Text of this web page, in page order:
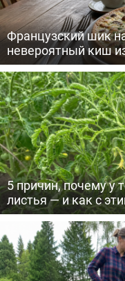
Французский шик
невероятный киш
5 причин, почему у
листья — и как с